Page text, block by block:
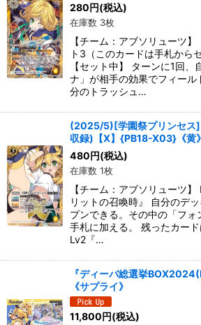
280円(税込)
在庫数 3枚
【チーム：アブソリューツ
ト3（このカードは手札から
【セット中】 ターンに1回、
ナ」が相手の効果でフィール
分のトラッシュ…
(2025/5)[学園祭プリンセス
収録)【X】{PB18-X03}《黄》
480円(税込)
在庫数 1枚
【チーム：アブソリューツ
リットの召喚時』 自分のデ
プンできる。その中の「フォ
手札に加える。 残ったカード
Lv2『…
『ディーバ総選挙
《サプライ》
11,800円(税込)